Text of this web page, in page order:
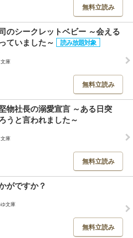
無料立読み
のシークレットベビー ～会える
ていました～
庫
無料立読み
物社長の溺愛宣言 ～ある日突
うと言われました～
庫
無料立読み
がですか？
文庫
無料立読み